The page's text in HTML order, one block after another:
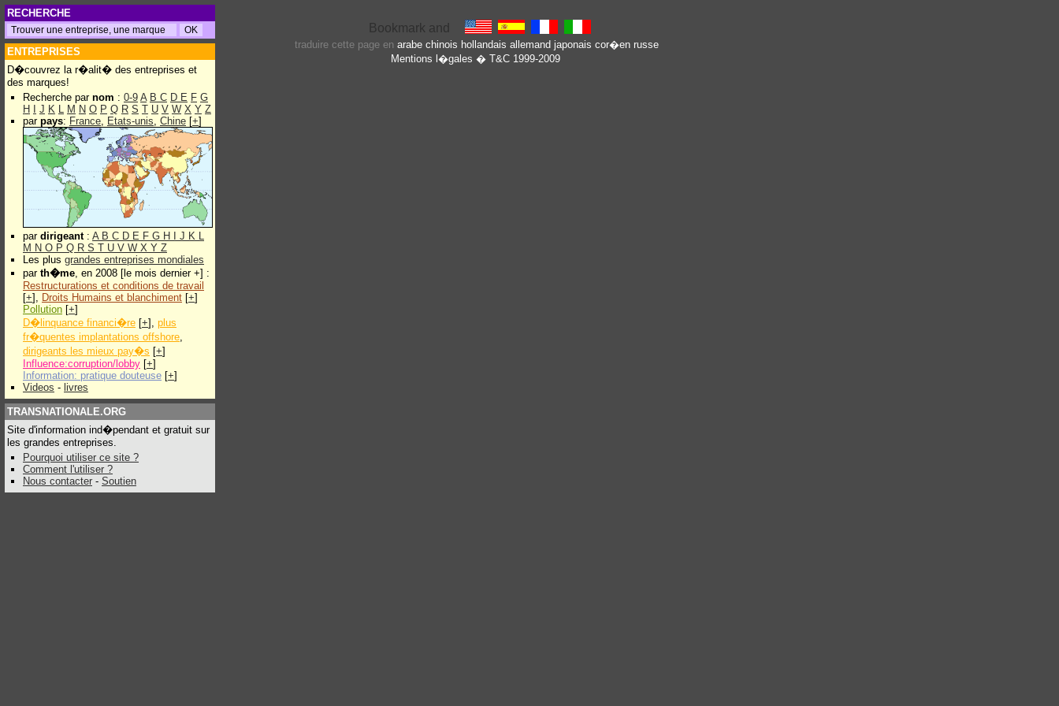
RECHERCHE
ENTREPRISES
D�couvrez la r�alit� des entreprises et
des marques!
Recherche par nom : 0-9 A B C D E F G
H
J K L M N O P Q R S T U V W X Y Z
par pays: France, Etats-unis, Chine [+]
par dirigeant: A B C D E F G H J K L
M N O P Q R S T U V W X Y Z
Les plus grandes entreprises mondiales
par th�me, en 2008 [le mois dernier +] :
Restructurations et conditions de travail
[+], Droits Humains et blanchiment [+]
Pollution [+]
D�linquance financi�re [+], plus
fr�quentes implantations offshore,
dirigeants les mieux pay�s [+]
Influence:corruption/lobby [+]
Information: pratique douteuse [+]
Videos - livres
TRANSNATIONALE.ORG
Site d'information ind�pendant et gratuit sur
les grandes entreprises.
Pourquoi utiliser ce site ?
Comment l'utiliser ?
Nous contacter - Soutien
traduire cette page en arabe chinois hollandais allemand japonais cor�en russe
Mentions l�gales � T&C 1999-2009